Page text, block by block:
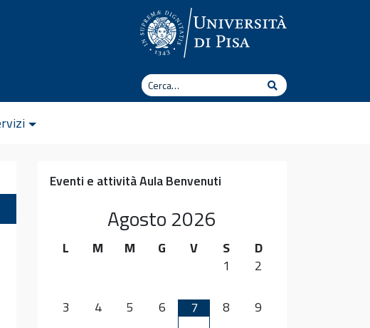
Cerca
Cerca
Eventi e attività Aula Benvenuti
Agosto 2026
L M M G V S
D
1
2
3 4 5 6 7 8 9